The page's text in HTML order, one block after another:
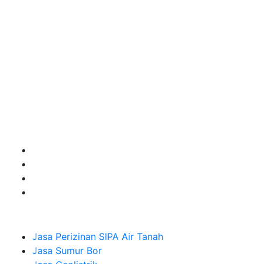
Jasa Perizinan SIPA Air Tanah
Jasa Sumur Bor